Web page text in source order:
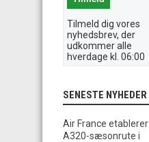
Tilmeld dig vores
nyhedsbrev, der
udkommer alle
hverdage kl. 06:00
SENESTE NYHEDER
Air France etablerer
A320-sæsonrute i